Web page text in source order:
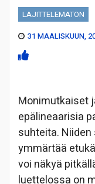
LAJITTELEMATON
31 MAALISKUUN,
Monimutkaiset
epälineaarisia
suhteita.
ymmärtää
voi näkyä
luettelossa on